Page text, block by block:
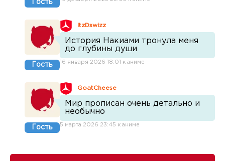
Гость
Гость
ItzDswizz
История Накиами тронула меня
до глубины души
16 января 2026 18:01 к аниме
Гость
GoatCheese
Мир прописан очень детально и
необычно
5 марта 2026 23:45 к аниме